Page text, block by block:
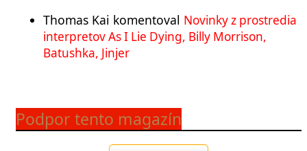
Thomas Kai komentoval Novinky z prostredia
interpretov As I Lie Dying, Billy Morrison,
Batushka, Jinjer
Podpor tento magazín